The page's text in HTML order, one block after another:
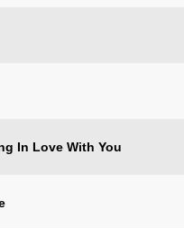
In Love With You